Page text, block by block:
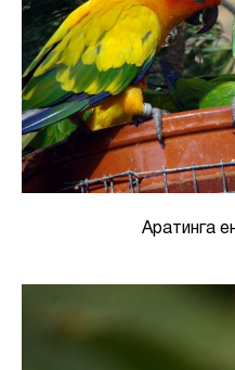
Аратинга